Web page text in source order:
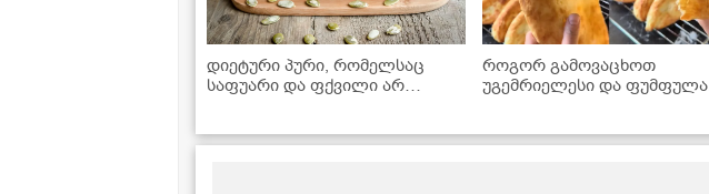
დიეტური პური, რომელსაც
საფუარი და ფქვილი არ
როგორ გამოვაცხოთ
უგემრიელესი და ფუმფულა